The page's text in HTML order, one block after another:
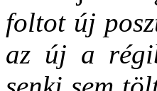
foltot új
az új a